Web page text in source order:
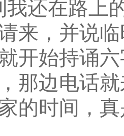
我还在路上
来，并说
开始持诵
那边电话
的时间，